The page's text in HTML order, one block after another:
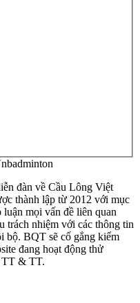
đàn về Cầu Lông Việt
thành lập từ 2012 với mục
mọi vấn đề liên quan
trách nhiệm với các thông tin
bộ. BQT sẽ cố gắng kiểm
đang hoạt động thử
TT & TT.